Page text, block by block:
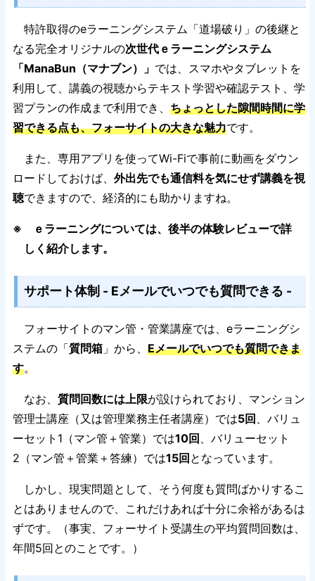
特許取得のeラーニングシステム「道場破り」の後継と
なる完全オリジナルの次世代ｅラーニングシステム
「ManaBun（マナブン）」 では、スマホやタブレットを
利用して、講義の視聴からテキスト学習や確認テスト、学
習プランの作成まで利用でき、 ちょっとした隙間時間に学
習できる点も、フォーサイトの大きな魅力です。
また、専用アプリを使ってWi-Fiで事前に動画をダウン
ロードしておけば、 外出先でも通信料を気にせず講義を視
聴できますので、経済的にも助かりますね。
※ ｅラーニングについては、後半の体験レビューで詳
しく紹介します。
サポート体制 - Eメールでいつでも質問できる -
フォーサイトのマン管・管業講座では、eラーニングシ
ステムの「質問箱 」から、 Eメールでいつでも質問できま
す。
なお、 質問回数には上限が設けられており、マンション
管理士講座（又は管理業務主任者講座）では5回 、バリュ
ーセット1（マン管＋管業）では10回 、バリューセット
2（マン管＋管業＋答練）では15回となっています。
しかし、現実問題として、そう何度も質問ばかりするこ
とはありませんので、これだけあれば十分に余裕があるは
ずです。（事実、フォーサイト受講生の平均質問回数は、
年間5回とのことです。）